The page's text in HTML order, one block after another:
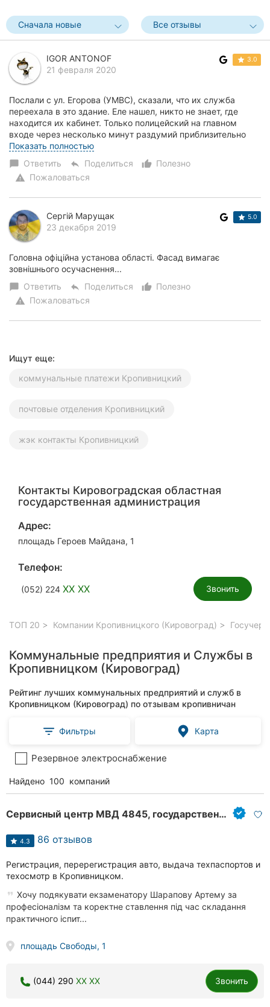
Киев
Харьков
Запорожье
Львов
Кривой
Рог
Николаев
Херсон
Полтава
Чернигов
Черкассы
Ивано-
Франковск
Сначала новые Все отзывы
IGOR ANTONOF
21 февраля 2020
3.0
Послали с ул. Егорова (УМВС), сказали, что их служба
переехала в это здание. Еле нашел, никто не знает, где
находится их кабинет. Только полицейский на главном
входе через несколько минут раздумий приблизительно
указал, где находится кабинет УМВС. Зд...
Показать полностью
chat_bubble Ответить reply Поделиться thumb_up_alt
Полезно
warning Пожаловаться
Сергій Марущак
23 декабря 2019
5.0
Головна офіційна установа області. Фасад вимагає
зовнішнього осучаснення...
chat_bubble Ответить reply Поделиться thumb_up_alt
Полезно
warning Пожаловаться
Ищут еще:
коммунальные платежи Кропивницкий
почтовые отделения Кропивницкий
жэк контакты Кропивницкий
Контакты Кировоградская областная
государственная администрация
Адрес:
площадь Героев Майдана, 1
Телефон:
(052) 224 XX XX Звонить
ТОП 20 Компании Кропивницкого (Кировоград)
Коммунальные предприятия и Службы в
Кропивницком (Кировоград)
Рейтинг лучших коммунальных предприятий и служб в
Кропивницком (Кировоград) по отзывам кропивничан
Фильтры Карта
Резервное электроснабжение
Найдено 100 компаний
Сервисный центр МВД 4845, государственный орган регистрационного учета автомобилей
4.3 86 отзывов
Регистрация, перерегистрация авто, выдача техпаспортов и
техосмотр в Кропивницком.
Хочу подякувати екзаменатору Шарапову Артему за
професіоналізм та коректне ставлення під час складання
практичного іспит...
площадь Свободы, 1
(044) 290 XX XX Звонить